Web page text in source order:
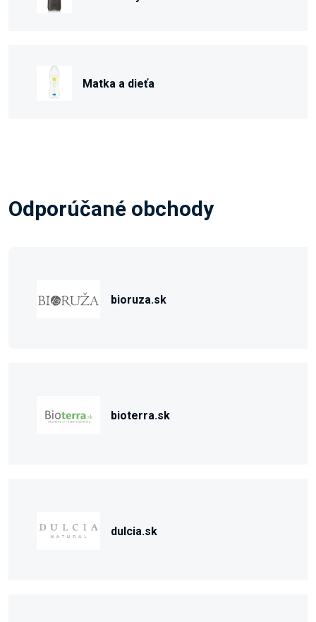
Matka a dieťa
Odporúčané obchody
bioruza.sk
bioterra.sk
dulcia.sk